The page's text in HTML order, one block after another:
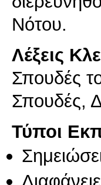
Νότου.
Λέξεις
Σπουδές
Σπουδές,
Τύποι